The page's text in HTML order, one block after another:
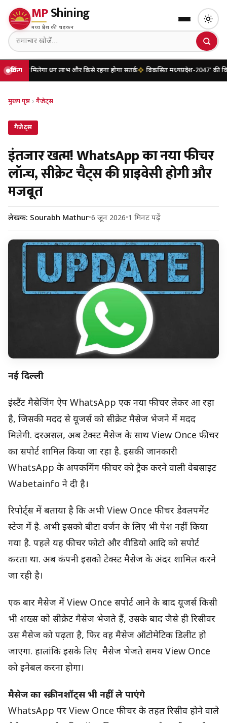
MPShining
मध्य प्रदेश की धड़कन
ब्रेकिंगधन लाभ और किसे रहना होगा सतर्क विकसित मध्यप्रदेश-2047’ की वित्तीय
मुख्य पृष्ठ › गैजेट्स
गैजेट्स
इंतजार खत्म! WhatsApp का नया फीचर
लॉन्च, सीक्रेट चैट्स की प्राइवेसी होगी और
मजबूत
लेखक: Sourabh Mathur•6 जून 2026•1 मिनट पढ़ें
नई दिल्ली
इंस्टैंट मैसेजिंग ऐप WhatsApp एक नया फीचर लेकर आ रहा
है, जिसकी मदद से यूजर्स को सीक्रेट मैसेज भेजने में मदद
मिलेगी. दरअसल, अब टेक्स्ट मैसेज के साथ View Once फीचर
का सपोर्ट शामिल किया जा रहा है. इसकी जानकारी
WhatsApp के अपकमिंग फीचर को ट्रैक करने वाली वेबसाइट
Wabetainfo ने दी है।
रिपोर्ट्स में बताया है कि अभी View Once फीचर डेवलपमेंट
स्टेज में है. अभी इसको बीटा वर्जन के लिए भी पेश नहीं किया
गया है. पहले यह फीचर फोटो और वीडियो आदि को सपोर्ट
करता था. अब कंपनी इसको टेक्स्ट मैसेज के अंदर शामिल करने
जा रही है।
एक बार मैसेज में View Once सपोर्ट आने के बाद यूजर्स किसी
भी शख्स को सीक्रेट मैसेज भेजते हैं, उसके बाद जैसे ही रिसीवर
उस मैसेज को पढ़ता है, फिर वह मैसेज ऑटोमेटिक डिलीट हो
जाएगा. हालांकि इसके लिए मैसेज भेजते समय View Once
को इनेबल करना होगा।
मैसेज का स्क्रीनशॉट्स भी नहीं ले पाएंगे
WhatsApp पर View Once फीचर के तहत रिसीव होने वाले